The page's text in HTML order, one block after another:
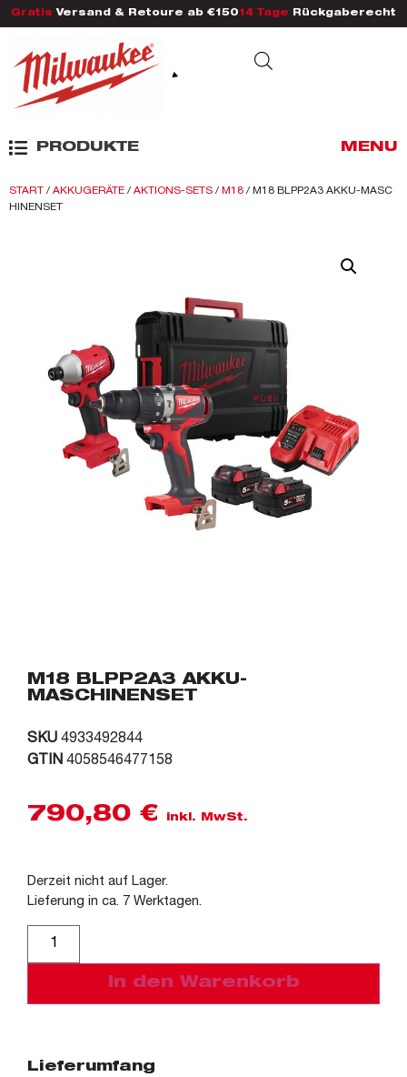
Gratis Versand & Retoure ab €150 14 Tage Rückgaberecht
PRODUKTE MENU
START / AKKUGERÄTE / AKTIONS-SETS / M18 / M18 BLPP2A3 AKKU-MASC
HINENSET
M18 BLPP2A3 AKKU-
MASCHINENSET
SKU 4933492844
GTIN 4058546477158
790,80 € inkl. MwSt.
Derzeit nicht auf Lager.
Lieferung in ca. 7 Werktagen.
In den Warenkorb
Lieferumfang